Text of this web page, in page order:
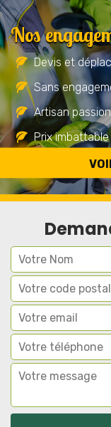
Nos
Devis et
Sans
Artisan
Prix imbattable
Travail de